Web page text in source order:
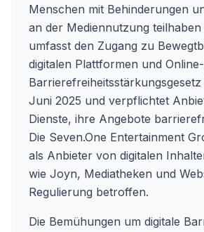
Menschen mit Behinderungen
an der Mediennutzung
umfasst den Zugang zu
digitalen Plattformen und
Barrierefreiheitsstärkungsgesetz
Juni 2025 und verpflichtet
Dienste, ihre Angebote
Die Seven.One Entertainment
als Anbieter von digitalen
wie Joyn, Mediatheken und
Regulierung betroffen.
Die Bemühungen um digitale